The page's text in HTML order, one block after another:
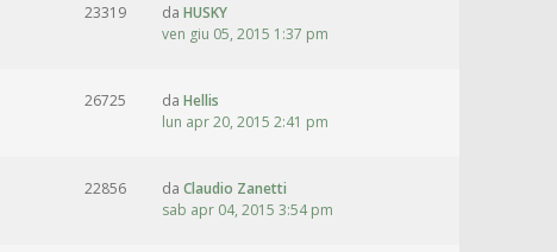
23319 da HUSKY
ven giu 05, 2015 1:37 pm
26725 da Hellis
lun apr 20, 2015 2:41 pm
22856 da Claudio Zanetti
sab apr 04, 2015 3:54 pm